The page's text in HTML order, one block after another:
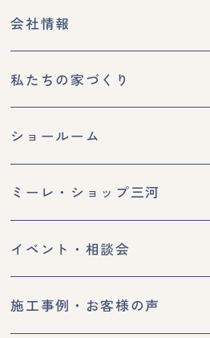
会社情報
私たちの家づくり
ショールーム
ミーレ・ショップ三河
イベント・相談会
施工事例・お客様の声